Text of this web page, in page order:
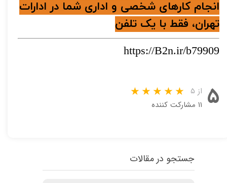
انجام کارهای شخصی و اداری شما در ادارات
تهران، فقط با یک تلفن
https://B2n.ir/b79909
۵ از ۵
۱۱ مشارکت کننده
جستجو در مقالات